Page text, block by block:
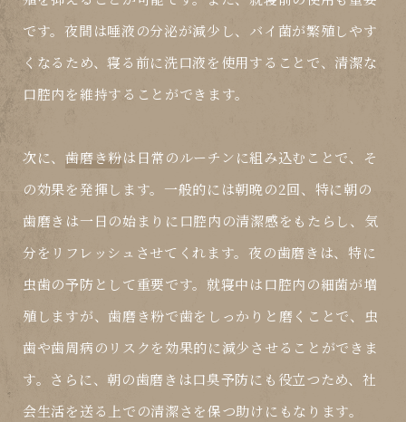
です。夜間は唾液の分泌が減少し、バイ菌が繁殖しやす
くなるため、寝る前に洗口液を使用することで、清潔な
口腔内を維持することができます。
次に、歯磨き粉は日常のルーチンに組み込むことで、そ
の効果を発揮します。一般的には朝晩の2回、特に朝の
歯磨きは一日の始まりに口腔内の清潔感をもたらし、気
分をリフレッシュさせてくれます。夜の歯磨きは、特に
虫歯の予防として重要です。就寝中は口腔内の細菌が増
殖しますが、歯磨き粉で歯をしっかりと磨くことで、虫
歯や歯周病のリスクを効果的に減少させることができま
す。さらに、朝の歯磨きは口臭予防にも役立つため、社
会生活を送る上での清潔さを保つ助けにもなります。